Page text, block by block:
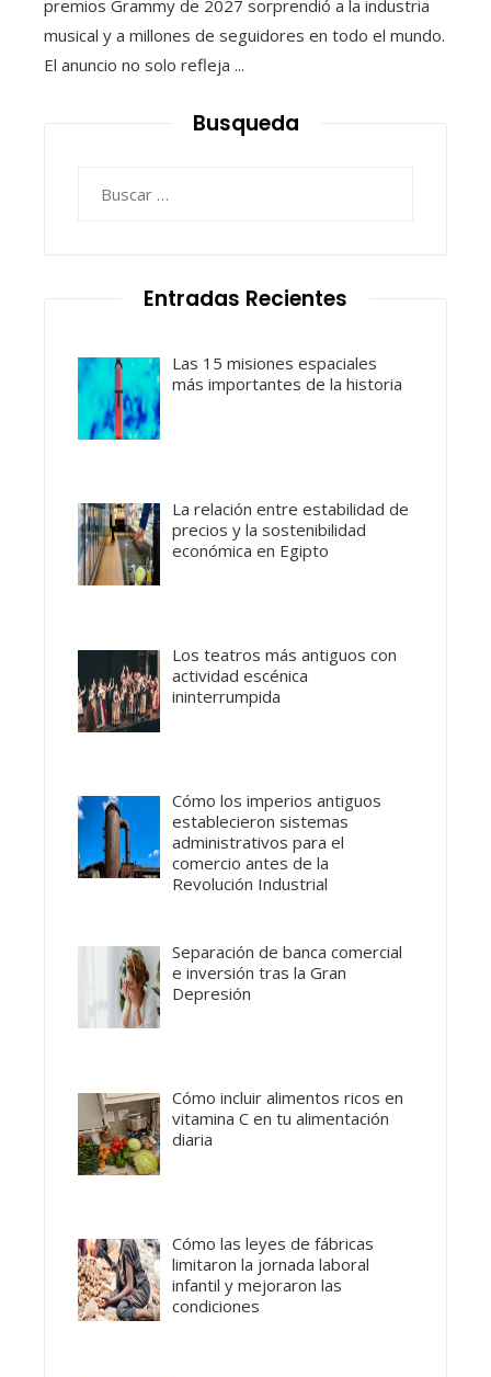
premios Grammy de 2027 sorprendió a la industria
musical y a millones de seguidores en todo el mundo.
El anuncio no solo refleja ...
Busqueda
Entradas Recientes
Las 15 misiones espaciales
más importantes de la historia
La relación entre estabilidad de
precios y la sostenibilidad
económica en Egipto
Los teatros más antiguos con
actividad escénica
ininterrumpida
Cómo los imperios antiguos
establecieron sistemas
administrativos para el
comercio antes de la
Revolución Industrial
Separación de banca comercial
e inversión tras la Gran
Depresión
Cómo incluir alimentos ricos en
vitamina C en tu alimentación
diaria
Cómo las leyes de fábricas
limitaron la jornada laboral
infantil y mejoraron las
condiciones